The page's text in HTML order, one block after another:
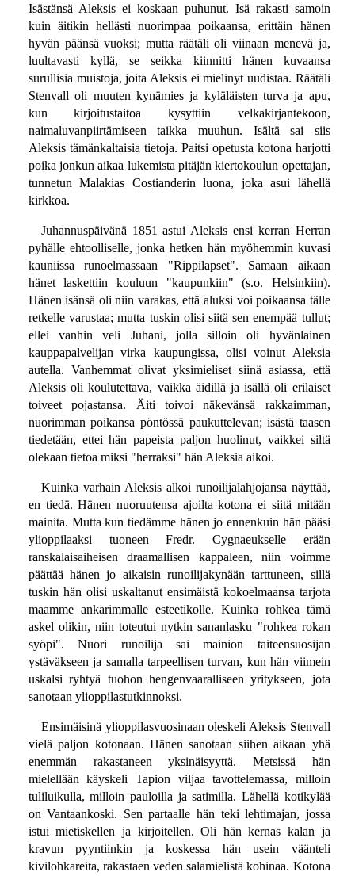
Isästänsä Aleksis ei koskaan puhunut. Isä rakasti samoin
kuin äitikin hellästi nuorimpaa poikaansa, erittäin hänen
hyvän päänsä vuoksi; mutta räätäli oli viinaan menevä ja,
luultavasti kyllä, se seikka kiinnitti hänen kuvaansa
surullisia muistoja, joita Aleksis ei mielinyt uudistaa. Räätäli
Stenvall oli muuten kynämies ja kyläläisten turva ja apu,
kun kirjoitustaitoa kysyttiin velkakirjantekoon,
naimaluvanpiirtämiseen taikka muuhun. Isältä sai siis
Aleksis tämänkaltaisia tietoja. Paitsi opetusta kotona harjotti
poika jonkun aikaa lukemista pitäjän kiertokoulun opettajan,
tunnetun Malakias Costianderin luona, joka asui lähellä
kirkkoa.
Juhannuspäivänä 1851 astui Aleksis ensi kerran Herran
pyhälle ehtoolliselle, jonka hetken hän myöhemmin kuvasi
kauniissa runoelmassaan "Rippilapset". Samaan aikaan
hänet laskettiin kouluun "kaupunkiin" (s.o. Helsinkiin).
Hänen isänsä oli niin varakas, että aluksi voi poikaansa tälle
retkelle varustaa; mutta tuskin olisi siitä sen enempää tullut;
ellei vanhin veli Juhani, jolla silloin oli hyvänlainen
kauppapalvelijan virka kaupungissa, olisi voinut Aleksia
autella. Vanhemmat olivat yksimieliset siinä asiassa, että
Aleksis oli koulutettava, vaikka äidillä ja isällä oli erilaiset
toiveet pojastansa. Äiti toivoi näkevänsä rakkaimman,
nuorimman poikansa pöntössä paukuttelevan; isästä taasen
tiedetään, ettei hän papeista paljon huolinut, vaikkei siltä
olekaan tietoa miksi "herraksi" hän Aleksia aikoi.
Kuinka varhain Aleksis alkoi runoilijalahjojansa näyttää,
en tiedä. Hänen nuoruutensa ajoilta kotona ei siitä mitään
mainita. Mutta kun tiedämme hänen jo ennenkuin hän pääsi
ylioppilaaksi tuoneen Fredr. Cygnaeukselle erään
ranskalaisaiheisen draamallisen kappaleen, niin voimme
päättää hänen jo aikaisin runoilijakynään tarttuneen, sillä
tuskin hän olisi uskaltanut ensimäistä kokoelmaansa tarjota
maamme ankarimmalle esteetikolle. Kuinka rohkea tämä
askel olikin, niin toteutui nytkin sananlasku "rohkea rokan
syöpi". Nuori runoilija sai mainion taiteensuosijan
ystäväkseen ja samalla tarpeellisen turvan, kun hän viimein
uskalsi ryhtyä tuohon hengenvaaralliseen yritykseen, jota
sanotaan ylioppilastutkinnoksi.
Ensimäisinä ylioppilasvuosinaan oleskeli Aleksis Stenvall
vielä paljon kotonaan. Hänen sanotaan siihen aikaan yhä
enemmän rakastaneen yksinäisyyttä. Metsissä hän
mielellään käyskeli Tapion viljaa tavottelemassa, milloin
tuliluikulla, milloin pauloilla ja satimilla. Lähellä kotikylää
on Vantaankoski. Sen partaalle hän teki lehtimajan, jossa
istui mietiskellen ja kirjoitellen. Oli hän kernas kalan ja
kravun pyyntiinkin ja koskessa hän usein väänteli
kivilohkareita, rakastaen veden salamielistä kohinaa. Kotona